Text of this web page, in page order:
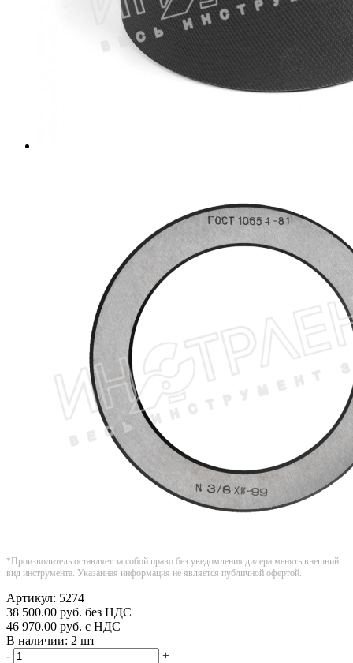
*Производитель оставляет за собой право без уведомления дилера менять внешний
вид инструмента. Указанная информация не является публичной офертой.
Артикул: 5274
38 500.00 руб. без НДС
46 970.00 руб. с НДС
В наличии: 2 шт
-
+